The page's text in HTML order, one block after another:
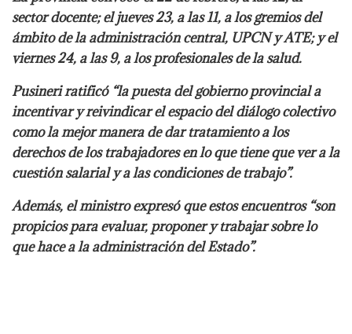
sector docente; el jueves 23, a las 11, a los gremios del
ámbito de la administración central, UPCN y ATE; y el
viernes 24, a las 9, a los profesionales de la salud.
Pusineri ratificó “la puesta del gobierno provincial a
incentivar y reivindicar el espacio del diálogo colectivo
como la mejor manera de dar tratamiento a los
derechos de los trabajadores en lo que tiene que ver a la
cuestión salarial y a las condiciones de trabajo”.
Además, el ministro expresó que estos encuentros “son
propicios para evaluar, proponer y trabajar sobre lo
que hace a la administración del Estado”.